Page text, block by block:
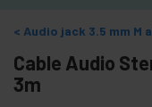
Audio jack 3.5 mm M a
Cable Audio
3m